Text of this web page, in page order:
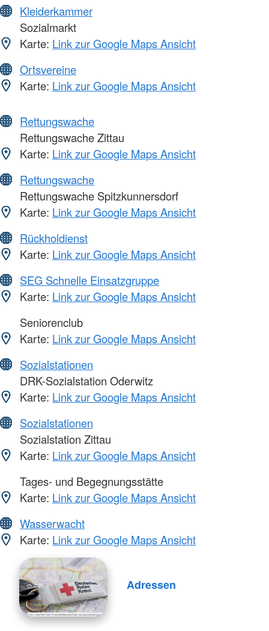
Kleiderkammer
Sozialmarkt
Karte: Link zur Google Maps Ansicht
Ortsvereine
Karte: Link zur Google Maps Ansicht
Rettungswache
Rettungswache Zittau
Karte: Link zur Google Maps Ansicht
Rettungswache
Rettungswache Spitzkunnersdorf
Karte: Link zur Google Maps Ansicht
Rückholdienst
Karte: Link zur Google Maps Ansicht
SEG Schnelle Einsatzgruppe
Karte: Link zur Google Maps Ansicht
Seniorenclub
Karte: Link zur Google Maps Ansicht
Sozialstationen
DRK-Sozialstation Oderwitz
Karte: Link zur Google Maps Ansicht
Sozialstationen
Sozialstation Zittau
Karte: Link zur Google Maps Ansicht
Tages- und Begegnungsstätte
Karte: Link zur Google Maps Ansicht
Wasserwacht
Karte: Link zur Google Maps Ansicht
Adressen